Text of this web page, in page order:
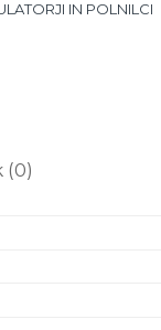
IN POLNILCI
(0)